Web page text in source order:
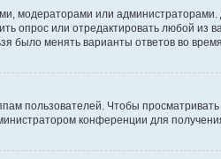
модераторами или
опрос или отредактировать любой
было менять варианты ответов во
пользователей. Чтобы
конференции для